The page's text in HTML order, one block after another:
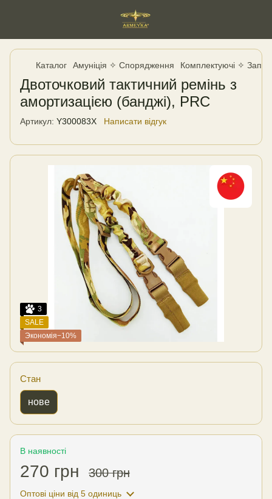
Каталог Амуніція ✧ Спорядження Комплектуючі ✧
Двоточковий тактичний ремінь з
амортизацією (банджі), PRC
Артикул: Y300083X Написати відгук
3
SALE
Экономія−10%
Стан
нове
В наявності
270 грн 300 грн
Оптові ціни від 5 одиниць